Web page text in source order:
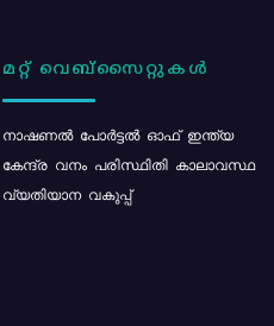
മറ്റ് വെബ്സൈറ്റുകൾ
നാഷണൽ പോർട്ടൽ ഓഫ് ഇന്ത്യ
കേന്ദ്ര വനം പരിസ്ഥിതി കാലാവസ്ഥ
വ്യതിയാന വകുപ്പ്